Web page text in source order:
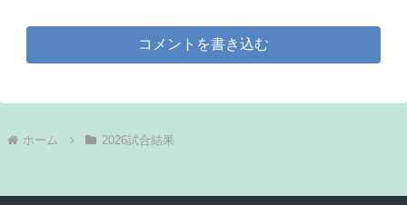
コメントを書き込む
ホーム 2026試合結果